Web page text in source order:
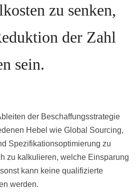
zu senken,
der Zahl
sein.
der Beschaffungsstrategie
Hebel wie Global Sourcing,
Spezifikationsoptimierung zu
zu kalkulieren, welche Einsparung
kann keine qualifizierte
werden.